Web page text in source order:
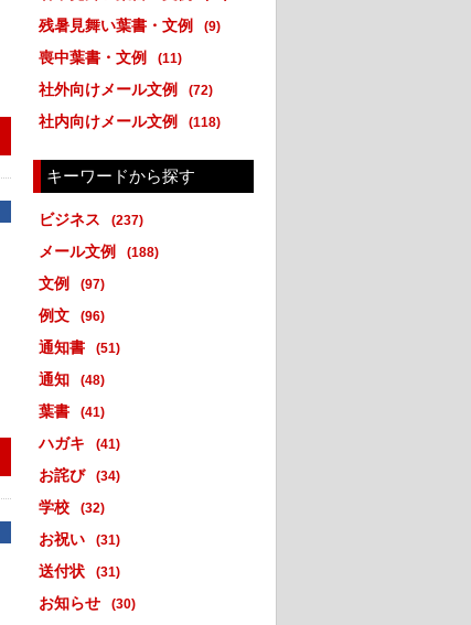
残暑見舞い葉書・文例 (9)
喪中葉書・文例 (11)
社外向けメール文例 (72)
社内向けメール文例 (118)
キーワードから探す
ビジネス (237)
メール文例 (188)
文例 (97)
例文 (96)
通知書 (51)
通知 (48)
葉書 (41)
ハガキ (41)
お詫び (34)
学校 (32)
お祝い (31)
送付状 (31)
お知らせ (30)